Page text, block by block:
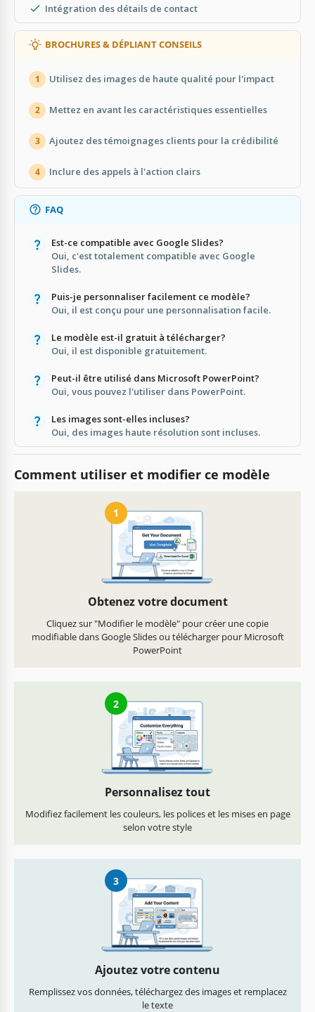
Intégration des détails de contact
BROCHURES & DÉPLIANT CONSEILS
1 Utilisez des images de haute qualité pour l'impact
2 Mettez en avant les caractéristiques essentielles
3 Ajoutez des témoignages clients pour la crédibilité
4 Inclure des appels à l'action clairs
FAQ
Est-ce compatible avec Google Slides?
Oui, c'est totalement compatible avec Google
Slides.
Puis-je personnaliser facilement ce modèle?
Oui, il est conçu pour une personnalisation facile.
Le modèle est-il gratuit à télécharger?
Oui, il est disponible gratuitement.
Peut-il être utilisé dans Microsoft PowerPoint?
Oui, vous pouvez l'utiliser dans PowerPoint.
Les images sont-elles incluses?
Oui, des images haute résolution sont incluses.
Comment utiliser et modifier ce modèle
1
Obtenez votre document
Cliquez sur "Modifier le modèle" pour créer une copie
modifiable dans Google Slides ou télécharger pour Microsoft
PowerPoint
2
Personnalisez tout
Modifiez facilement les couleurs, les polices et les mises en page
selon votre style
3
Ajoutez votre contenu
Remplissez vos données, téléchargez des images et remplacez
le texte